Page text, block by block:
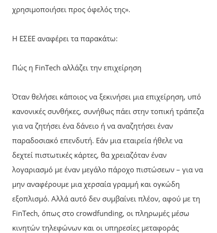
χρησιμοποιήσει προς όφελός της».
Η ΕΣΕΕ αναφέρει τα παρακάτω:
Πώς η FinTech αλλάζει την επιχείρηση
Όταν θελήσει κάποιος να ξεκινήσει μια επιχείρηση, υπό
κανονικές συνθήκες, συνήθως πάει στην τοπική τράπεζα
για να ζητήσει ένα δάνειο ή να αναζητήσει έναν
παραδοσιακό επενδυτή. Εάν μια εταιρεία ήθελε να
δεχτεί πιστωτικές κάρτες, θα χρειαζόταν έναν
λογαριασμό με έναν μεγάλο πάροχο πιστώσεων – για να
μην αναφέρουμε μια χερσαία γραμμή και ογκώδη
εξοπλισμό. Αλλά αυτό δεν συμβαίνει πλέον, αφού με τη
FinTech, όπως στο crowdfunding, οι πληρωμές μέσω
κινητών τηλεφώνων και οι υπηρεσίες μεταφοράς